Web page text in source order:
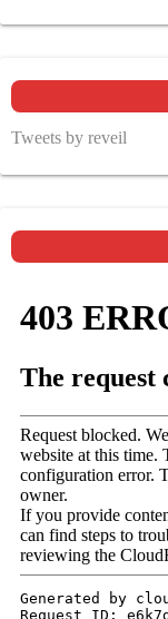
Tweets by reveil